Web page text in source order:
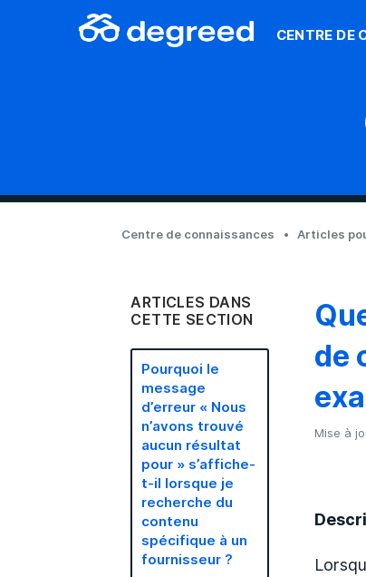
CENTRE DE
Centre de connaissances Articles
ARTICLES DANS
CETTE SECTION
Pourquoi le
message
d’erreur « Nous
n’avons trouvé
aucun résultat
pour » s’affiche-
t-il lorsque je
recherche du
contenu
spécifique à un
fournisseur ?
de
Mise à